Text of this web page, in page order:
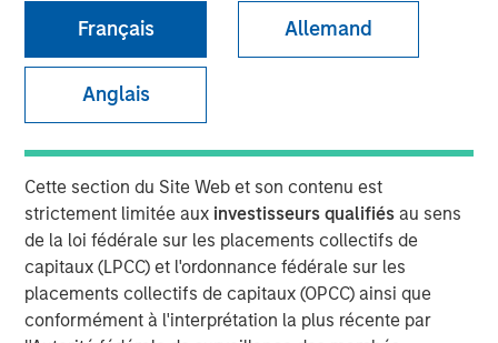
Français Allemand
Anglais
Cette section du Site Web et son contenu est
strictement limitée aux investisseurs qualifiésau sens
de la loi fédérale sur les placements collectifs de
capitaux (LPCC) et l'ordonnance fédérale sur les
placements collectifs de capitaux (OPCC) ainsi que
conformément à l'interprétation la plus récente par
Transaction expected to create one of the largest North
American cloud services providers, with total pro forma
annual revenue of approximately $575 million;
Combination expected to significantly enhance Fusion's
innovative strategy as the single source for the cloud
28 AOÛT 2017